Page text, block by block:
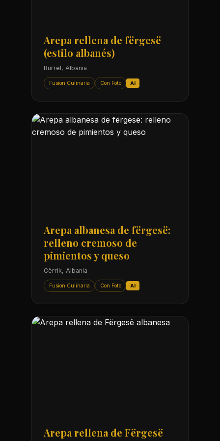
Arepa rellena de fërgesë
(estilo albanés)
Burrel, Albania
Fusion Culinaria Con Foto AI
Arepa albanesa de fërgesë:
relleno cremoso de
pimientos y queso
Cërrik, Albania
Fusion Culinaria Con Foto AI
Arepa rellena de Fërgesë